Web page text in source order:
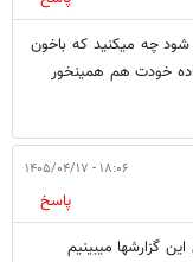
شود چه میکنید که باخون
خودت هم همینخور
۱۸:۰۶ - ۱۴۰۵/۰۴/۱۷
پاسخ
گزارشها میبینیم